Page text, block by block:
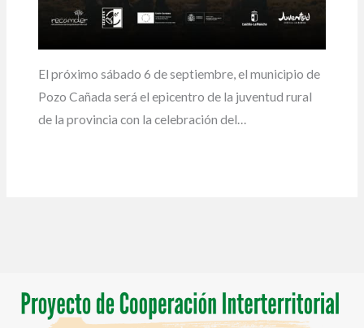
El próximo sábado 6 de septiembre, el municipio de
Pozo Cañada será el epicentro de la juventud rural
de la provincia con la celebración del…